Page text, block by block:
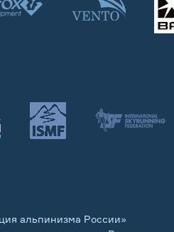
альпинизма России»